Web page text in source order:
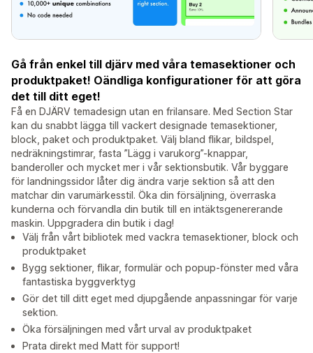
Gå från enkel till djärv med våra temasektioner och
produktpaket! Oändliga konfigurationer för att göra
det till ditt eget!
Få en DJÄRV temadesign utan en frilansare. Med Section Star
kan du snabbt lägga till vackert designade temasektioner,
block, paket och produktpaket. Välj bland flikar, bildspel,
nedräkningstimrar, fasta ”Lägg i varukorg”-knappar,
banderoller och mycket mer i vår sektionsbutik. Vår byggare
för landningssidor låter dig ändra varje sektion så att den
matchar din varumärkesstil. Öka din försäljning, överraska
kunderna och förvandla din butik till en intäktsgenererande
maskin. Uppgradera din butik i dag!
Välj från vårt bibliotek med vackra temasektioner, block och
produktpaket
Bygg sektioner, flikar, formulär och popup-fönster med våra
fantastiska byggverktyg
Gör det till ditt eget med djupgående anpassningar för varje
sektion.
Öka försäljningen med vårt urval av produktpaket
Prata direkt med Matt för support!